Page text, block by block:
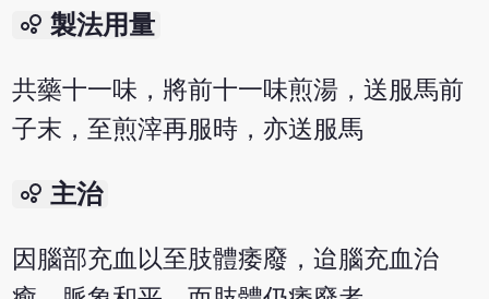
bubble_chart 製法用量
共藥十一味，將前十一味煎湯，送服馬前
子末，至煎滓再服時，亦送服馬
bubble_chart 主治
因腦部充血以至肢體痿廢，迨腦充血治